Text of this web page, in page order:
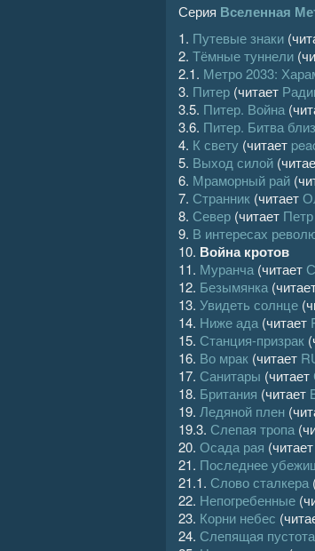
22
23
24
25
26
Серия Вселенная
1. Путевые знаки
2. Тёмные туннели
2.1. Метро 2033:
3. Питер (читает
3.5. Питер. Война
3.6. Питер. Битва
4. К свету (читает
5. Выход силой
6. Мраморный рай
7. Странник (читает
8. Север (читает
9. В интересах
10. Война кротов
11. Муранча (читает
12. Безымянка
13. Увидеть солнце
14. Ниже ада (читает
15. Станция-призрак
16. Во мрак (читает
17. Санитары (читает
18. Британия (читает
19. Ледяной плен
19.3. Слепая тропа
20. Осада рая (читает
21. Последнее
21.1. Слово сталкера
22. Непогребенные
23. Корни небес
24. Слепящая пустота